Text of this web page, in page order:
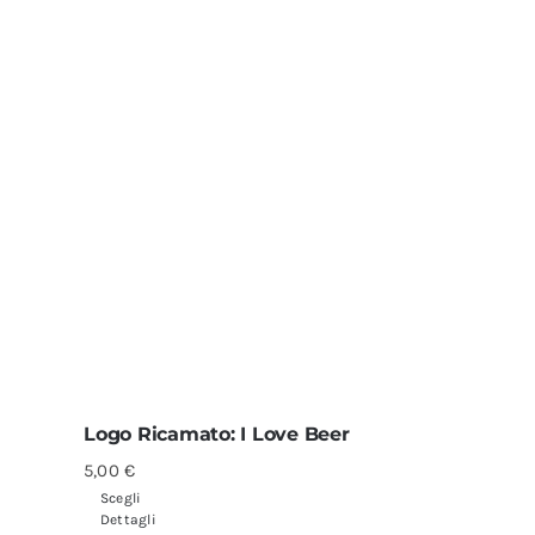
Logo Ricamato: I Love Beer
5,00€
Scegli
Dettagli